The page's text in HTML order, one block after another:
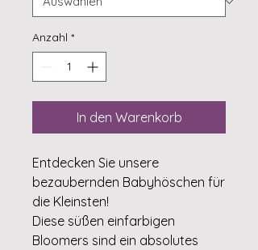
Anzahl *
In den Warenkorb
Entdecken Sie unsere
bezaubernden Babyhöschen für
die Kleinsten!
Diese süßen einfarbigen
Bloomers sind ein absolutes